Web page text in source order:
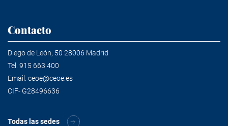
Contacto
Diego de León, 50 28006 Madrid
Tel. 915 663 400
Email. ceoe@ceoe.es
CIF- G28496636
Todas las sedes